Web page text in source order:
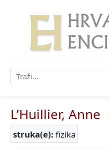
L’Huillier, Anne
struka(e): fizika